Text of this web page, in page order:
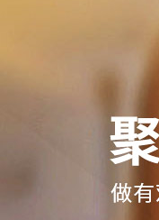
變速箱托盤
轉向機料架
手推車
汽車行
衛浴行